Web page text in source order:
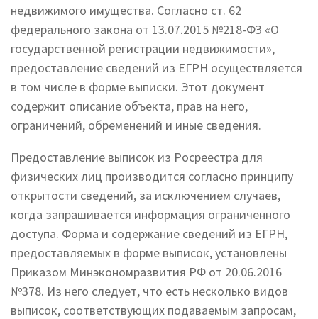
недвижимого имущества. Согласно ст. 62
федерального закона от 13.07.2015 №218-ФЗ «О
государственной регистрации недвижимости»,
предоставление сведений из ЕГРН осуществляется
в том числе в форме выписки. Этот документ
содержит описание объекта, прав на него,
ограничений, обременений и иные сведения.
Предоставление выписок из Росреестра для
физических лиц производится согласно принципу
открытости сведений, за исключением случаев,
когда запрашивается информация ограниченного
доступа. Форма и содержание сведений из ЕГРН,
предоставляемых в форме выписок, установлены
Приказом Минэкономразвития РФ от 20.06.2016
№378. Из него следует, что есть несколько видов
выписок, соответствующих подаваемым запросам,